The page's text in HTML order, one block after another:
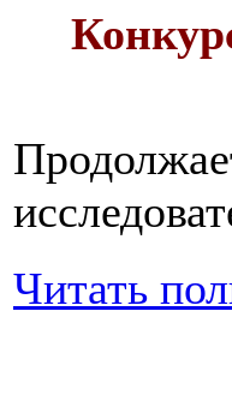
Читать